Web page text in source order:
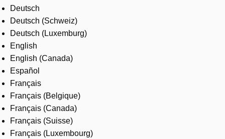
About us
Where to buy
Contact us
Careers
Deutsch
Deutsch (Schweiz)
Deutsch (Luxemburg)
English
English (Canada)
Español
Français
Français (Belgique)
Français (Canada)
Français (Suisse)
Français (Luxembourg)